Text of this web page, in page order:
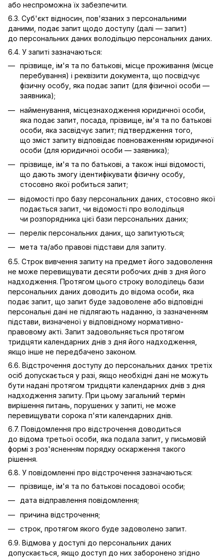
або неспроможна їх забезпечити.
6.3. Суб'єкт відносин, пов'язаних з персональними
даними, подає запит щодо доступу (далі — запит)
до персональних даних володільцю персональних даних.
6.4. У запиті зазначаються:
прізвище, ім'я та по батькові, місце проживання (місце
перебування) і реквізити документа, що посвідчує
фізичну особу, яка подає запит (для фізичної особи —
заявника);
найменування, місцезнаходження юридичної особи,
яка подає запит, посада, прізвище, ім'я та по батькові
особи, яка засвідчує запит; підтвердження того,
що зміст запиту відповідає повноваженням юридичної
особи (для юридичної особи — заявника);
прізвище, ім'я та по батькові, а також інші відомості,
що дають змогу ідентифікувати фізичну особу,
стосовно якої робиться запит;
відомості про базу персональних даних, стосовно якої
подається запит, чи відомості про володільця
чи розпорядника цієї бази персональних даних;
перелік персональних даних, що запитуються;
мета та/або правові підстави для запиту.
6.5. Строк вивчення запиту на предмет його задоволення
не може перевищувати десяти робочих днів з дня його
надходження. Протягом цього строку володілець бази
персональних даних доводить до відома особи, яка
подає запит, що запит буде задоволене або відповідні
персональні дані не підлягають наданню, із зазначенням
підстави, визначеної у відповідному нормативно-
правовому акті. Запит задовольняється протягом
тридцяти календарних днів з дня його надходження,
якщо інше не передбачено законом.
6.6. Відстрочення доступу до персональних даних третіх
осіб допускається у разі, якщо необхідні дані не можуть
бути надані протягом тридцяти календарних днів з дня
надходження запиту. При цьому загальний термін
вирішення питань, порушених у запиті, не може
перевищувати сорока п'яти календарних днів.
6.7. Повідомлення про відстрочення доводиться
до відома третьої особи, яка подала запит, у письмовій
формі з роз'ясненням порядку оскарження такого
рішення.
6.8. У повідомленні про відстрочення зазначаються:
прізвище, ім'я та по батькові посадової особи;
дата відправлення повідомлення;
причина відстрочення;
строк, протягом якого буде задоволено запит.
6.9. Відмова у доступі до персональних даних
допускається, якщо доступ до них заборонено згідно